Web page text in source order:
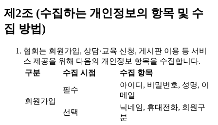
제2조 (수집하는 개인정보의 항목 및 수
집 방법)
협회는 회원가입, 상담·교육 신청, 게시판 이용 등 서비
스 제공을 위해 다음의 개인정보 항목을 수집합니다.
구분
수집 시점 수집 항목
회원가입
필수
아이디, 비밀번호, 성명, 이
메일
선택
닉네임, 휴대전화, 회원구
분